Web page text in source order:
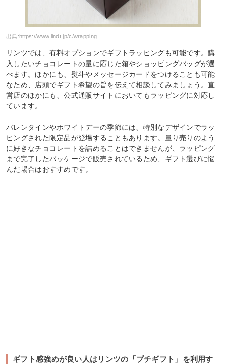
出典:https://www.lindt.jp/c/wrapping
リンツでは、有料オプションでギフトラッピングも可能です。購
入したいチョコレートの量に応じた箱やショッピングバッグが選
べます。ほかにも、熨斗やメッセージカードをつけることも可能
なため、店頭でギフト希望の旨を伝えて相談してみましょう。直
営店のほかにも、公式通販サイトにおいてもラッピングに対応し
ています。
バレンタインやホワイトデーの季節には、特別なデザインでラッ
ピングされた限定品が登場することもあります。量り売りのよう
に好きなチョコレートを詰めることはできませんが、ラッピング
まで完了したパッケージで販売されているため、ギフト選びに悩
んだ場合はおすすめです。
ギフト感強めが良い人はリンツの「プチギフト」を利用す